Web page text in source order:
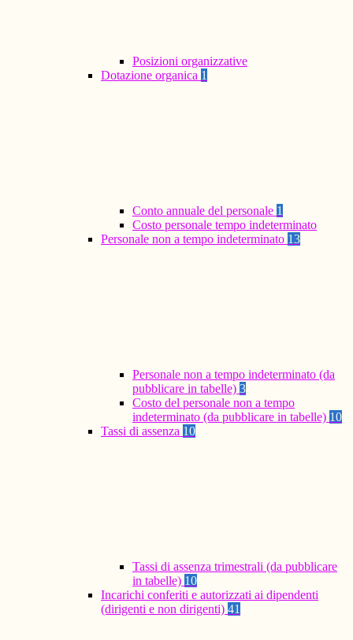
Posizioni organizzative
Dotazione organica 1
Conto annuale del personale 1
Costo personale tempo indeterminato
Personale non a tempo indeterminato 13
Personale non a tempo indeterminato (da
pubblicare in tabelle) 3
Costo del personale non a tempo
indeterminato (da pubblicare in tabelle) 10
Tassi di assenza 10
Tassi di assenza trimestrali (da pubblicare
in tabelle) 10
Incarichi conferiti e autorizzati ai dipendenti
(dirigenti e non dirigenti) 41